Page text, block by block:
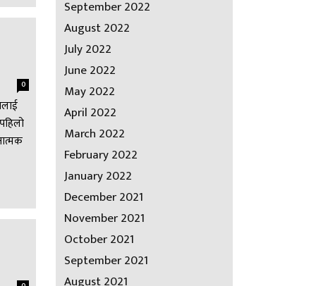
0
September 2022
August 2022
July 2022
June 2022
May 2022
April 2022
March 2022
February 2022
January 2022
December 2021
November 2021
October 2021
September 2021
August 2021